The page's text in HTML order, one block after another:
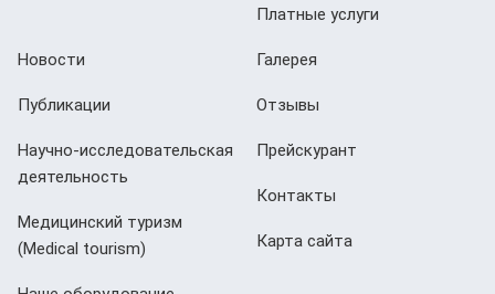
Платные услуги
Новости
Публикации
Научно-исследовательская
деятельность
Медицинский туризм
(Мedical tourism)
Галерея
Отзывы
Прейскурант
Контакты
Карта сайта